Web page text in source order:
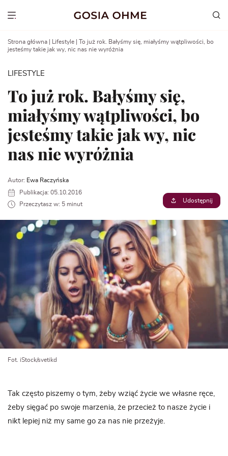
Show menu
Strona główna Lifestyle
To już rok. Bałyśmy się, miałyśmy wątpliwości, bo
jesteśmy takie jak wy, nic nas nie wyróżnia
LIFESTYLE
To już rok. Bałyśmy się,
miałyśmy wątpliwości, bo
jesteśmy takie jak wy, nic
nas nie wyróżnia
Autor: Ewa Raczyńska
Publikacja: 05.10.2016
Przeczytasz w: 5 minut
Udostępnij
Fot. iStock/svetikd
Tak często piszemy o tym, żeby wziąć życie we własne ręce,
żeby sięgać po swoje marzenia, że przecież to nasze życie i
nikt lepiej niż my same go za nas nie przeżyje.